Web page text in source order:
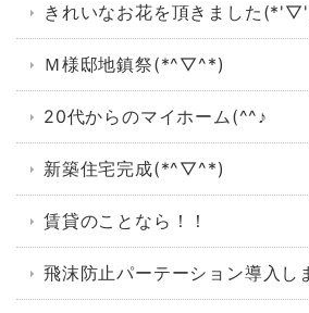
きれいなお花を頂きました
Ｍ様邸地鎮祭(*^▽^*)
20代からのマイホーム(^^♪
新築住宅完成(*^▽^*)
賃貸のことなら！！
飛沫防止パーテーション導入し